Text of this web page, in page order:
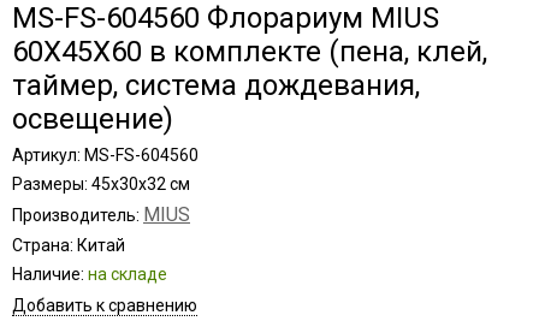
MS-FS-604560 Флорариум MIUS
60X45X60 в комплекте (пена, клей,
таймер, система дождевания,
освещение)
Артикул: MS-FS-604560
Размеры: 45х30х32 см
Производитель: MIUS
Страна: Китай
Наличие: на складе
Добавить к сравнению